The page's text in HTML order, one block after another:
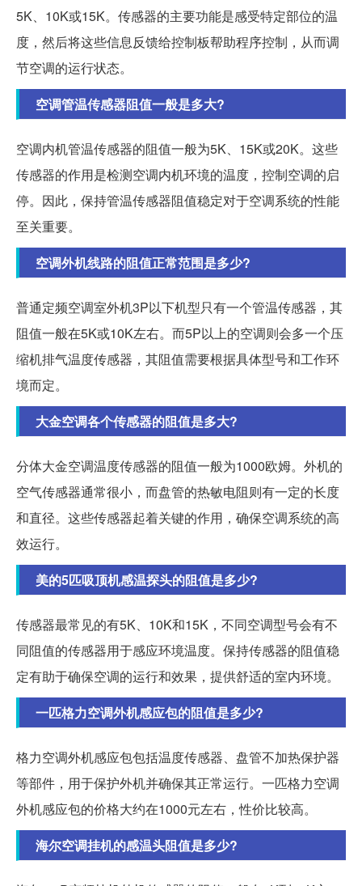
5K、10K或15K。传感器的主要功能是感受特定部位的温
度，然后将这些信息反馈给控制板帮助程序控制，从而调
节空调的运行状态。
空调管温传感器阻值一般是多大?
空调内机管温传感器的阻值一般为5K、15K或20K。这些
传感器的作用是检测空调内机环境的温度，控制空调的启
停。因此，保持管温传感器阻值稳定对于空调系统的性能
至关重要。
空调外机线路的阻值正常范围是多少?
普通定频空调室外机3P以下机型只有一个管温传感器，其
阻值一般在5K或10K左右。而5P以上的空调则会多一个压
缩机排气温度传感器，其阻值需要根据具体型号和工作环
境而定。
大金空调各个传感器的阻值是多大?
分体大金空调温度传感器的阻值一般为1000欧姆。外机的
空气传感器通常很小，而盘管的热敏电阻则有一定的长度
和直径。这些传感器起着关键的作用，确保空调系统的高
效运行。
美的5匹吸顶机感温探头的阻值是多少?
传感器最常见的有5K、10K和15K，不同空调型号会有不
同阻值的传感器用于感应环境温度。保持传感器的阻值稳
定有助于确保空调的运行和效果，提供舒适的室内环境。
一匹格力空调外机感应包的阻值是多少?
格力空调外机感应包包括温度传感器、盘管不加热保护器
等部件，用于保护外机并确保其正常运行。一匹格力空调
外机感应包的价格大约在1000元左右，性价比较高。
海尔空调挂机的感温头阻值是多少?